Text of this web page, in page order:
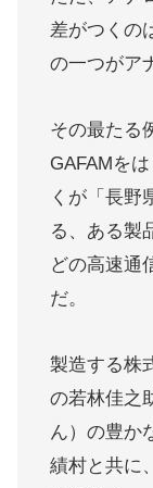
差がつくの
の一つがア
その最たる
GAFAMを
くが「長野
る、ある製
どの高速通
だ。
製造する株
の若林佳之
ん）の豊か
績村と共に